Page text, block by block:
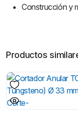
Construcción y
Productos